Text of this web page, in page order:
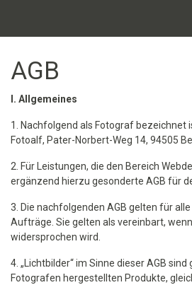
AGB
I. Allgemeines
1. Nachfolgend als Fotograf bezeichnet
Fotoalf, Pater-Norbert-Weg 14, 94505
2. Für Leistungen, die den Bereich
ergänzend hierzu gesonderte AGB für
3. Die nachfolgenden AGB gelten für
Aufträge. Sie gelten als vereinbart,
widersprochen wird.
4. „Lichtbilder“ im Sinne dieser AGB
Fotografen hergestellten Produkte,